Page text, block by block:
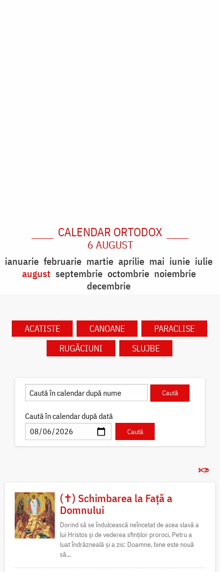
CALENDAR ORTODOX
6 AUGUST
ianuarie februarie martie aprilie mai iunie iulie
august septembrie octombrie noiembrie
decembrie
ACATISTE CANOANE
PARACLISE
RUGĂCIUNI
SLUJBE
Caută în calendar după dată
(✝) Schimbarea la Față a
Domnului
Dorind să se îndulcească neîncetat de acea slavă a
lui Hristos și de vederea sfinților proroci, Petru a
luat îndrăzneală și a zis: Doamne, bine este nouă
să...